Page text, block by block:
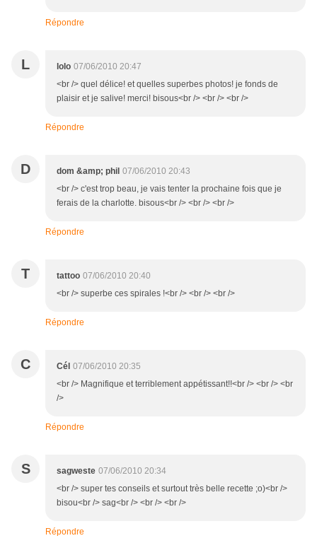
Répondre
L lolo 07/06/2010 20:47
<br /> quel délice! et quelles superbes photos! je fonds de
plaisir et je salive! merci! bisous<br /> <br /> <br />
Répondre
D dom &amp; phil 07/06/2010 20:43
<br /> c'est trop beau, je vais tenter la prochaine fois que je
ferais de la charlotte. bisous<br /> <br /> <br />
Répondre
T tattoo 07/06/2010 20:40
<br /> superbe ces spirales !<br /> <br /> <br />
Répondre
C Cél 07/06/2010 20:35
<br /> Magnifique et terriblement appétissant!!<br /> <br /> <br
/>
Répondre
S sagweste 07/06/2010 20:34
<br /> super tes conseils et surtout très belle recette ;o)<br />
bisou<br /> sag<br /> <br /> <br />
Répondre